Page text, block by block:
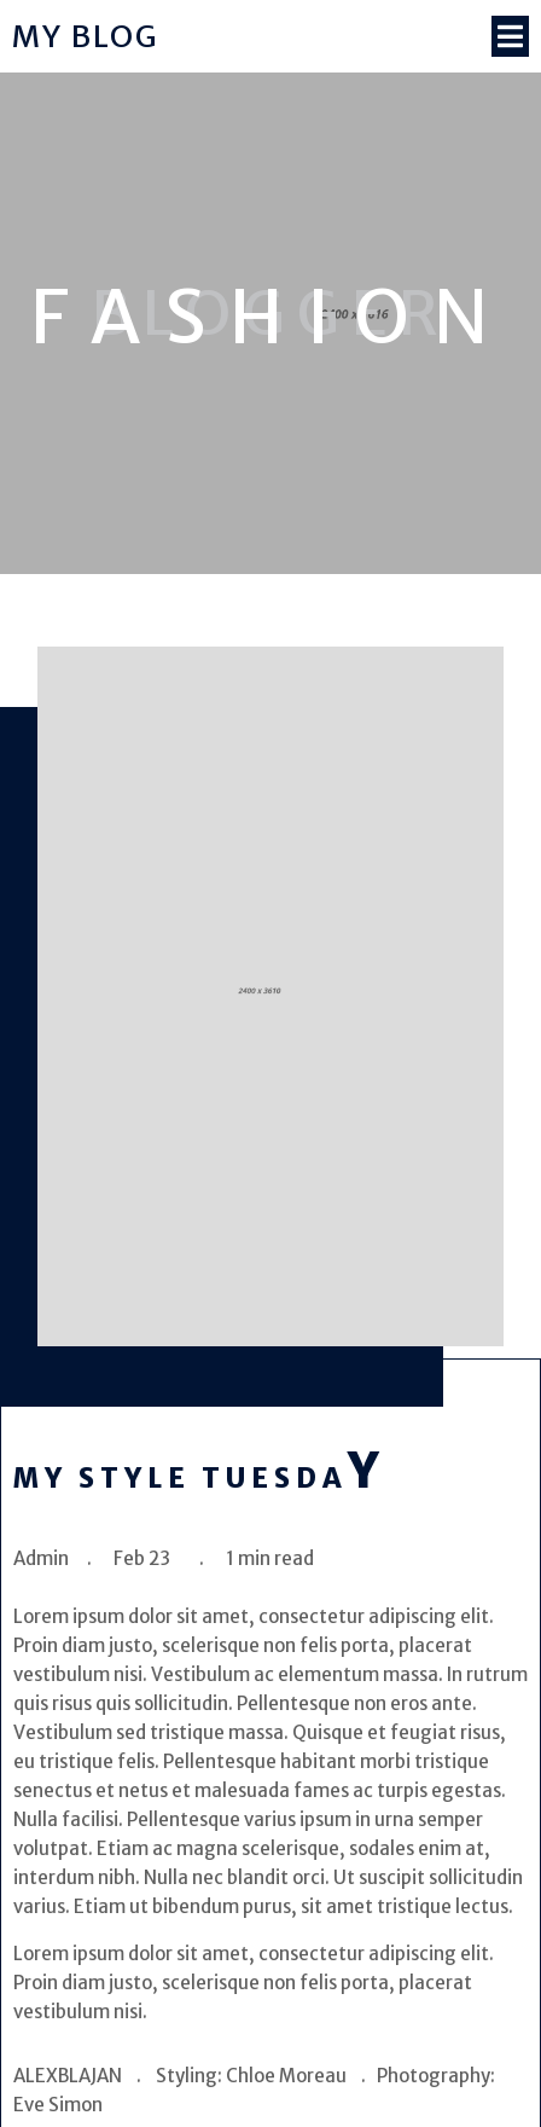
MY BLOG
BLOGGER
FASHION
MY STYLE TUESDAY
Admin . Feb 23 . 1 min read
Lorem ipsum dolor sit amet, consectetur adipiscing elit.
Proin diam justo, scelerisque non felis porta, placerat
vestibulum nisi. Vestibulum ac elementum massa. In rutrum
quis risus quis sollicitudin. Pellentesque non eros ante.
Vestibulum sed tristique massa. Quisque et feugiat risus,
eu tristique felis. Pellentesque habitant morbi tristique
senectus et netus et malesuada fames ac turpis egestas.
Nulla facilisi. Pellentesque varius ipsum in urna semper
volutpat. Etiam ac magna scelerisque, sodales enim at,
interdum nibh. Nulla nec blandit orci. Ut suscipit sollicitudin
varius. Etiam ut bibendum purus, sit amet tristique lectus.
Lorem ipsum dolor sit amet, consectetur adipiscing elit.
Proin diam justo, scelerisque non felis porta, placerat
vestibulum nisi.
ALEXBLAJAN . Styling: Chloe Moreau . Photography:
Eve Simon